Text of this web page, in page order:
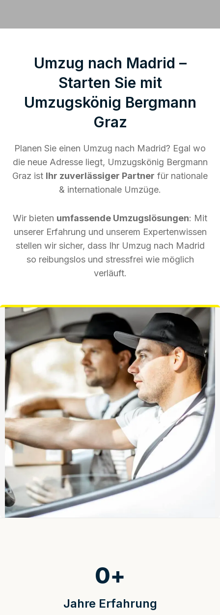
Umzug nach Madrid –
Starten Sie mit
Umzugskönig Bergmann
Graz
Planen Sie einen Umzug nach Madrid? Egal wo
die neue Adresse liegt, Umzugskönig Bergmann
Graz ist Ihr zuverlässiger Partner für nationale
& internationale Umzüge.
Wir bieten umfassende Umzugslösungen: Mit
unserer Erfahrung und unserem Expertenwissen
stellen wir sicher, dass Ihr Umzug nach Madrid
so reibungslos und stressfrei wie möglich
verläuft.
Jahre Erfahrung
0+